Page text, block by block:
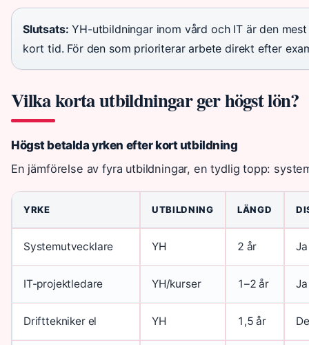
Slutsats: YH-utbildningar inom vård och IT är den
kort tid. För den som prioriterar arbete direkt efter
Vilka korta utbildningar ger högst lön?
Högst betalda yrken efter kort utbildning
En jämförelse av fyra utbildningar, en tydlig topp:
YRKE UTBILDNING LÄNGD
Systemutvecklare YH 2 år Ja
IT-projektledare YH/kurser 1–2 år Ja
Drifttekniker el YH 1,5 år